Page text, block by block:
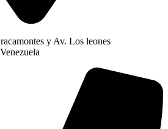
y Av. Los leones